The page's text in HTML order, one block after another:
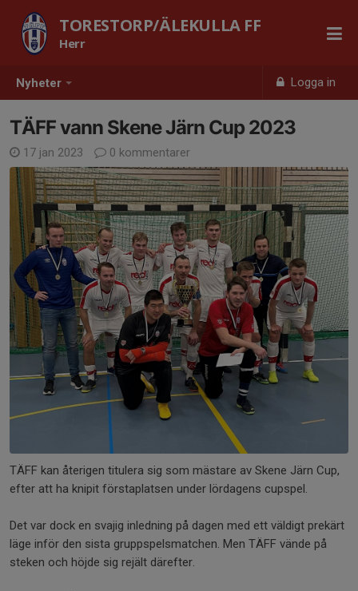
Nyheter Logga in
TORESTORP/ÄLEKULLA FF
Herr
TÄFF vann Skene Järn Cup 2023
17 jan 2023 0 kommentarer
TÄFF kan återigen titulera sig som mästare av Skene Järn Cup,
efter att ha knipit förstaplatsen under lördagens cupspel.
Det var dock en svajig inledning på dagen med ett väldigt prekärt
läge inför den sista gruppspelsmatchen. Men TÄFF vände på
steken och höjde sig rejält därefter.